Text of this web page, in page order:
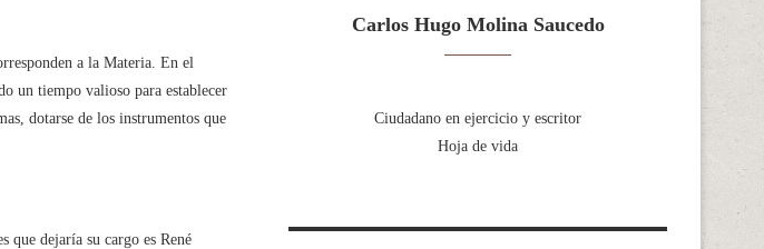
a la Materia. En el
un tiempo valioso para establecer
dotarse de los instrumentos que
que dejaría su cargo es René
Carlos Hugo Molina Saucedo
Ciudadano en ejercicio y escritor
Hoja de vida